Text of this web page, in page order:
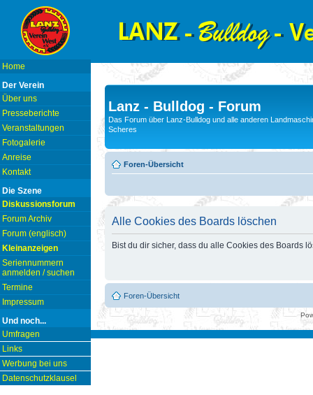
Home
Der Verein
Über uns
Presseberichte
Veranstaltungen
Fotogalerie
Anreise
Kontakt
Die Szene
Diskussionsforum
Forum Archiv
Forum (englisch)
Kleinanzeigen
Seriennummern
anmelden / suchen
Termine
Impressum
Und noch...
Umfragen
Links
Werbung bei uns
Datenschutzklausel
Lanz - Bulldog - Forum
Das Forum über Lanz-Bulldog und alle anderen
Scheres
Foren-Übersicht
Alle Cookies des Boards löschen
Bist du dir sicher, dass du alle Cookies des Boards
Foren-Übersicht